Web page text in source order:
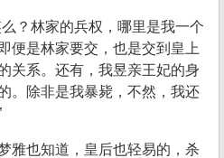
？林家的兵权，哪里是我一个
便是林家要交，也是交到皇上
关系。还有，我昱亲王妃的身
。除非是我暴毙，不然，我还
雅也知道，皇后也轻易的，杀